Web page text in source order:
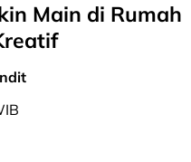
Main di Rumah